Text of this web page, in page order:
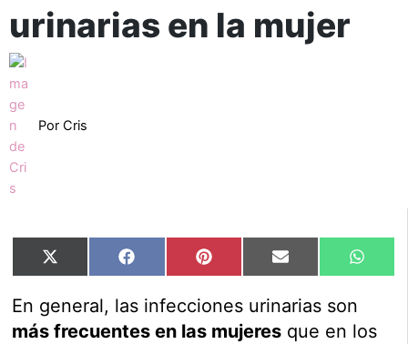
urinarias en la mujer
Por Cris
Compartir
en
X
(Twitter)
Compartir
en
Facebook Compartir
en
Pinterest Compartir
en
Email
en
En general, las infecciones urinarias son
más frecuentes en las mujeres que en los